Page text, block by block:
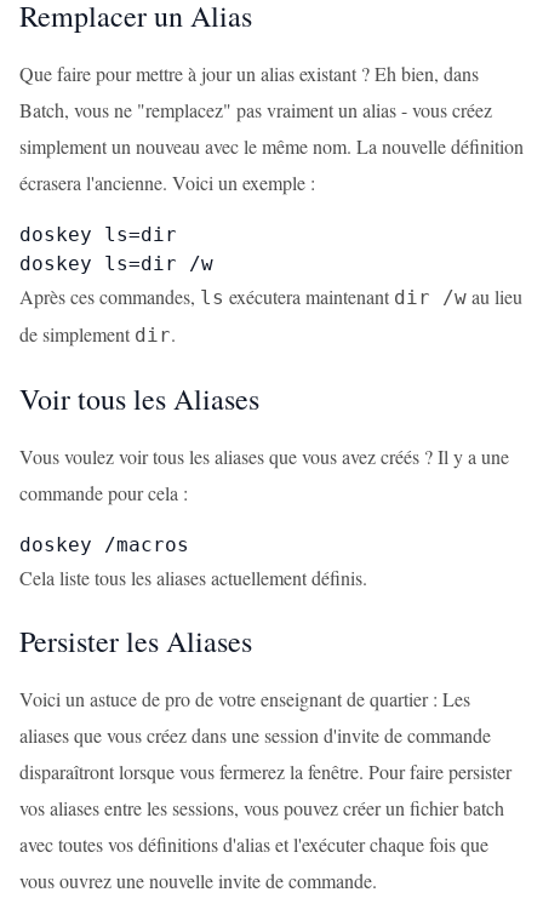
Remplacer un Alias
Que faire pour mettre à jour un alias existant ? Eh bien, dans
Batch, vous ne "remplacez" pas vraiment un alias - vous créez
simplement un nouveau avec le même nom. La nouvelle définition
écrasera l'ancienne. Voici un exemple :
doskey ls=dir
doskey ls=dir /w
Après ces commandes, ls exécutera maintenant dir /w au lieu
de simplement dir.
Voir tous les Aliases
Vous voulez voir tous les aliases que vous avez créés ? Il y a une
commande pour cela :
doskey /macros
Cela liste tous les aliases actuellement définis.
Persister les Aliases
Voici un astuce de pro de votre enseignant de quartier : Les
aliases que vous créez dans une session d'invite de commande
disparaîtront lorsque vous fermerez la fenêtre. Pour faire persister
vos aliases entre les sessions, vous pouvez créer un fichier batch
avec toutes vos définitions d'alias et l'exécuter chaque fois que
vous ouvrez une nouvelle invite de commande.